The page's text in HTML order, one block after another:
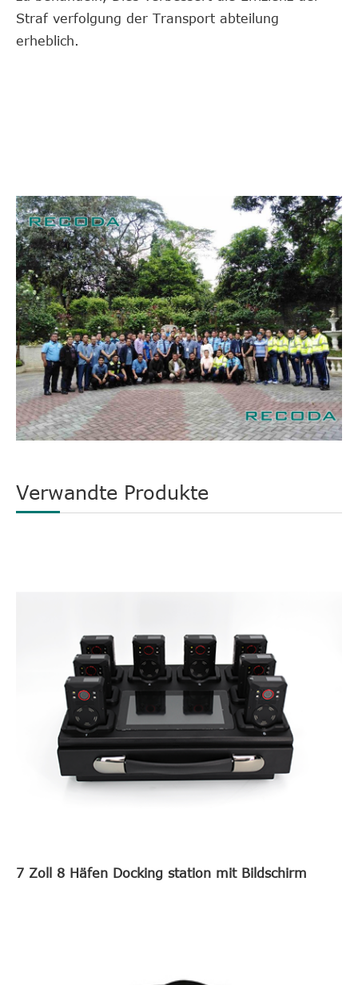
Straf verfolgung der Transport abteilung
erheblich.
Verwandte Produkte
7 Zoll 8 Häfen Docking station mit Bildschirm